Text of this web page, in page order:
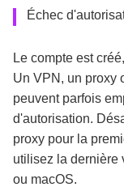
Échec
Le compte est
Un VPN, un proxy
peuvent parfois
d'autorisation.
proxy pour la
utilisez la dernière
ou macOS.